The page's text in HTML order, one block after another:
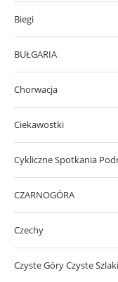
Biegi
BUŁGARIA
Chorwacja
Ciekawostki
Cykliczne Spotkania
CZARNOGÓRA
Czechy
Czyste Góry Czyste Szlaki